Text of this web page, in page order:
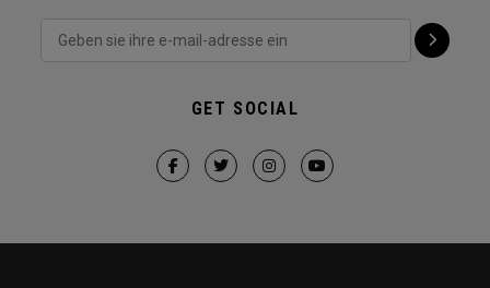
GET SOCIAL